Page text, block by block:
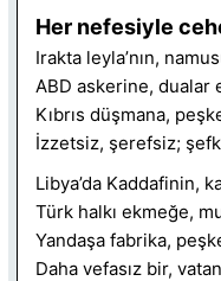
Her nefesiyle
Irakta leyla’nın,
ABD askerine, dualar
Kıbrıs düşmana,
İzzetsiz, şerefsiz;
Libya’da Kaddafinin,
Türk halkı ekmeğe,
Yandaşa fabrika,
Daha vefasız bir,